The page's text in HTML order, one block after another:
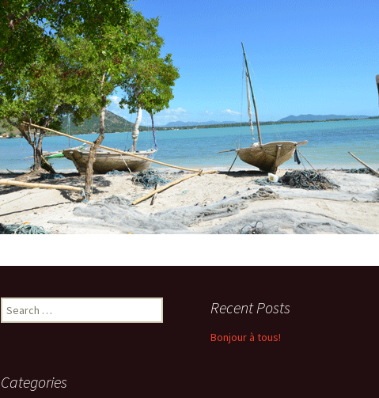
Newsletter 8 – Déc 2014
Newsletter 9 – Oct 2015
Newsletter 10 – Déc 2015
Newsletter 11 – AG
d’avril-2016
Newsletter 12 – Fév 2019
Search
for:
Recent Posts
Bonjour à tous!
Categories